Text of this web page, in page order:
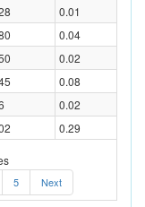
0.01
0.04
0.02
0.08
0.02
0.29
5 Next